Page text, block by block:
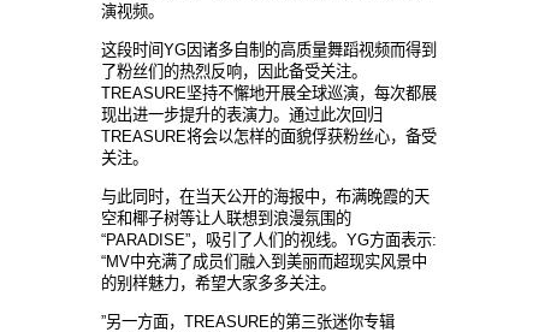
演视频。
这段时间YG因诸多自制的高质量舞蹈视频而得到
了粉丝们的热烈反响，因此备受关注。
TREASURE坚持不懈地开展全球巡演，每次都展
现出进一步提升的表演力。通过此次回归
TREASURE将会以怎样的面貌俘获粉丝心，备受
关注。
与此同时，在当天公开的海报中，布满晚霞的天
空和椰子树等让人联想到浪漫氛围的
“PARADISE”，吸引了人们的视线。YG方面表示:
“MV中充满了成员们融入到美丽而超现实风景中
的别样魅力，希望大家多多关注。
”另一方面，TREASURE的第三张迷你专辑